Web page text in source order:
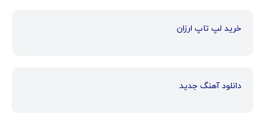
خرید لپ تاپ ارزان
دانلود آهنگ جدید